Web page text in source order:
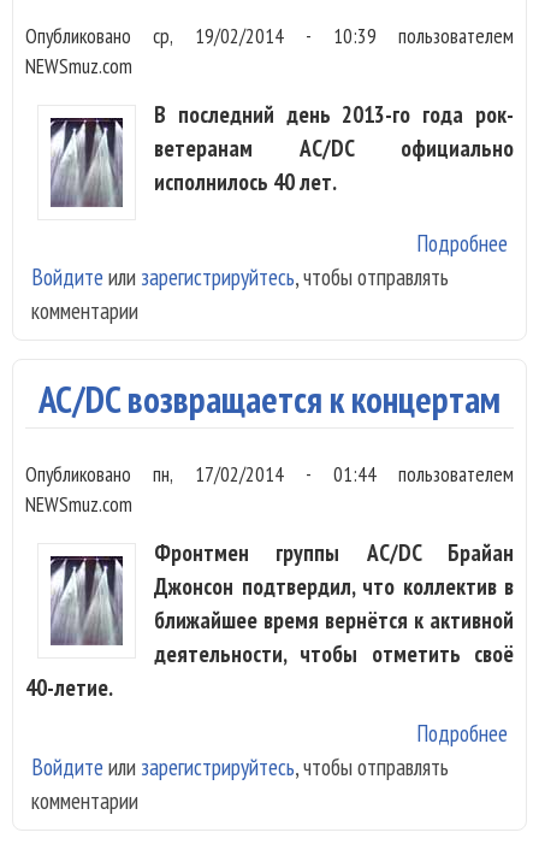
Опубликованоср, 19/02/2014 - 10:39 пользователем
NEWSmuz.com
В последний день 2013-го года рок-
ветеранам AC/DC официально
исполнилось 40 лет.
Подробнее
Войдите или зарегистрируйтесь, чтобы отправлять
комментарии
AC/DC возвращается к концертам
Опубликованопн, 17/02/2014 - 01:44пользователем
NEWSmuz.com
Фронтмен группы AC/DC Брайан
Джонсон подтвердил, что коллектив в
ближайшее время вернётся к активной
деятельности, чтобы отметить своё
40-летие.
Подробнее
Войдите или зарегистрируйтесь, чтобы отправлять
комментарии